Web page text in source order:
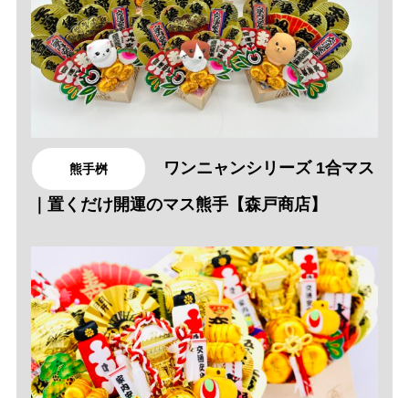
熊手桝
ワンニャンシリーズ 1合マス
｜置くだけ開運のマス熊手【森戸商店】